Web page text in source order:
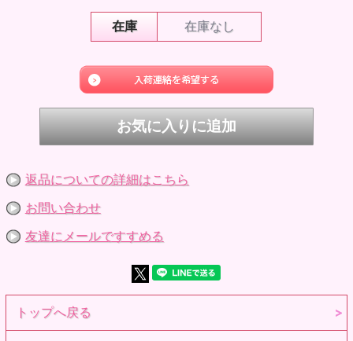
が、ディスプレイの差などにより若干現物と違う色に見える
※ドール本体・手先・足先が別々に入っています。お客様ご
※素材の仕様上、ヘッド・ボディにはパーツごとの色ムラや
細かい異物・バリ・細かい傷があります。不良ではありませ
ん。また、生産時期により色の差があります。
※手作業での植毛・ヘアカットのため、同一商品でも多少の
るべくお避け下さい。色移行（服の色が肌色に移る）の恐れ
があります。
※衣装・小物等はデザイン性を重視して繊細な作りになって
おります。お取り扱いにご注意下さい。
※本体の塗装は強い摩擦でとれる場合があります。お取り扱
いにご注意下さい。
※小さな部品があります。誤飲の危険がありますので、小さ
※商品到着後、すぐに中身をご確認下さい。
※対象年齢15歳以上 。
商品詳細
在庫 在庫なし
返品についての詳細はこちら
お問い合わせ
友達にメールですすめる
トップへ戻る